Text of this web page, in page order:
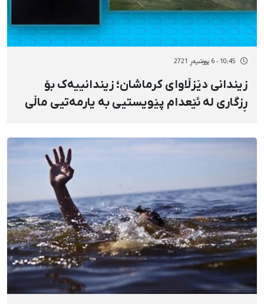
10:45 - 6 پووشپەڕ 2721
زیندانی دێزڵاوای کرماشان؛ زیندانییەک بۆ
ڕزگاری لە ئێعدام پێویستیی بە یارمەتیی ماڵی